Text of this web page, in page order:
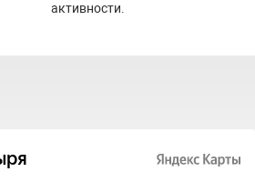
активности.